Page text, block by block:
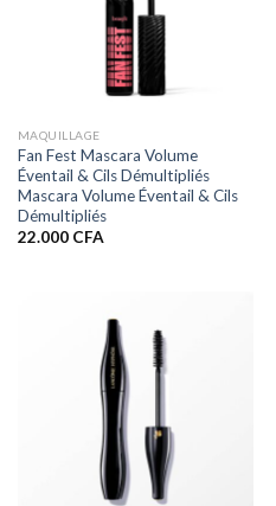
MAQUILLAGE
Fan Fest Mascara Volume
Éventail & Cils Démultipliés
Mascara Volume Éventail & Cils
Démultipliés
22.000 CFA